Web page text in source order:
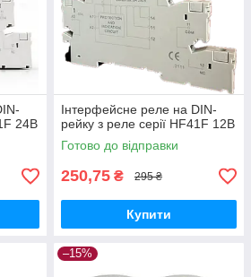
24В
Інтерфейсне реле на DIN-
рейку з реле серії HF41F 12В
Готово до відправки
250,75 ₴ 295 ₴
Купити
–15%